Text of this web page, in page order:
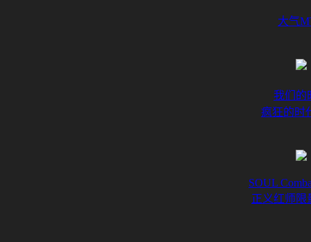
大气
我们的
疯狂的时
SOUL
正义红师限